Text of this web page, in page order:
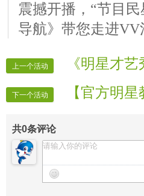
震撼开播，“节目
导航》带您走进
上一个活动 《明星才
下一个活动 【官方明
共0条评论